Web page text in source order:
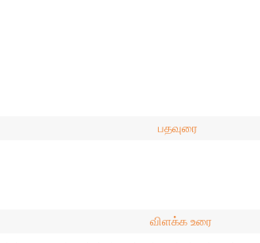
பதவுரை
விளக்க உரை